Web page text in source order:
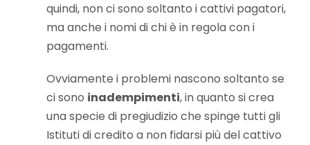
quindi, non ci sono soltanto i cattivi pagatori,
ma anche i nomi di chi è in regola con i
pagamenti.
Ovviamente i problemi nascono soltanto se
ci sono inadempimenti, in quanto si crea
una specie di pregiudizio che spinge tutti gli
Istituti di credito a non fidarsi più del cattivo